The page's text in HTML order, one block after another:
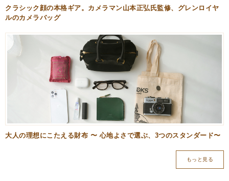
クラシック顔の本格ギア。カメラマン山本正弘氏監修、グレンロイヤ
ルのカメラバッグ
大人の理想にこたえる財布 〜 心地よさで選ぶ、3つのスタンダード〜
もっと見る